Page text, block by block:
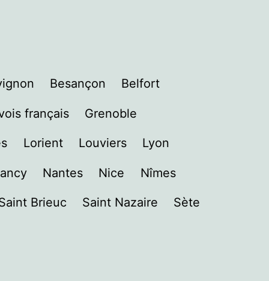
Besançon Belfort
français Grenoble
Lorient Louviers Lyon
Nantes Nice Nîmes
Brieuc Saint Nazaire Sète